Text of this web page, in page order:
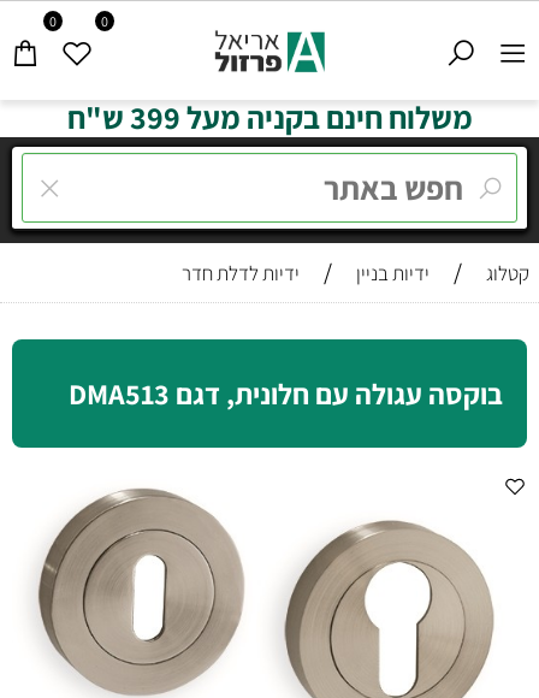
0 0
משלוח חינם בקניה מעל 399 ש"ח
קטלוג / ידיות בניין / ידיות לדלת חדר
בוקסה עגולה עם חלונית, דגם DMA513